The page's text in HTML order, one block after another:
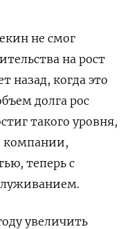
не смог
на рост
назад, когда это
долга рос
такого уровня,
компании,
теперь с
увеличить